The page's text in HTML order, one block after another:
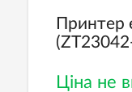
Принтер
Ціна не